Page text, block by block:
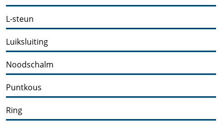
L-steun
Luiksluiting
Noodschalm
Puntkous
Ring